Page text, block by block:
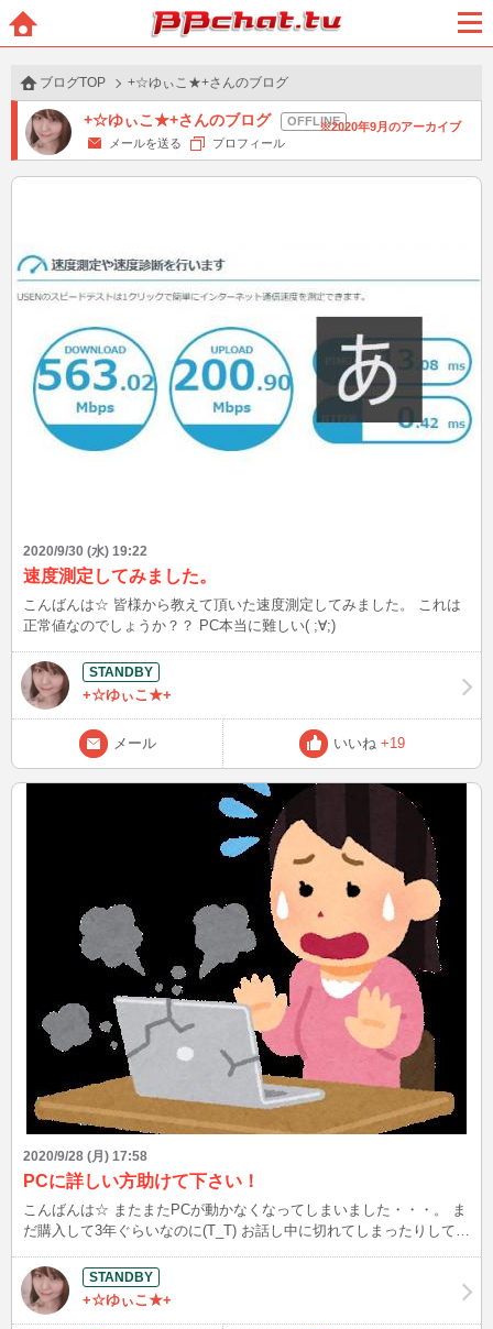
BBchatTV
ブログTOP +☆ゆぃこ★+さんのブログ
+☆ゆぃこ★+さんのブログ
2020年9月のアーカイブ
メールを送る
プロフィール
2020/9/30 (水) 19:22
速度測定してみました。
こんばんは☆ 皆様から教えて頂いた速度測定してみました。 これは
正常値なのでしょうか？？ PC本当に難しい( ;∀;)
+☆ゆぃこ★+
メール いいね +19
2020/9/28 (月) 17:58
PCに詳しい方助けて下さい！
こんばんは☆ またまたPCが動かなくなってしまいました・・・。 ま
だ購入して3年ぐらいなのに(T_T) お話し中に切れてしまったりして迷
これ最後に試してみて！！などあれば教えて下さい。
+☆ゆぃこ★+